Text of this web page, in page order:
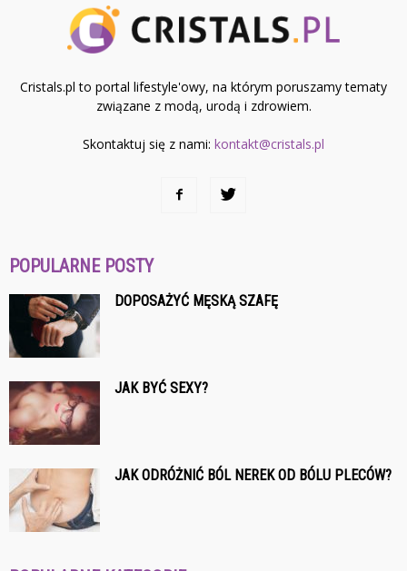
Cristals.pl to portal lifestyle'owy, na którym poruszamy tematy
związane z modą, urodą i zdrowiem.
Skontaktuj się z nami: kontakt@cristals.pl
POPULARNE POSTY
DOPOSAŻYĆ MĘSKĄ SZAFĘ
JAK BYĆ SEXY?
JAK ODRÓŻNIĆ BÓL NEREK OD BÓLU PLECÓW?